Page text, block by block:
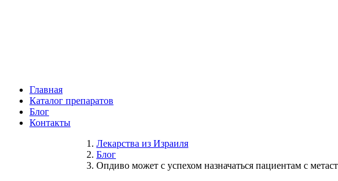
Главная
Каталог препаратов
Блог
Контакты
Лекарства из Израиля
Блог
Опдиво может с успехом назначаться пациентам с